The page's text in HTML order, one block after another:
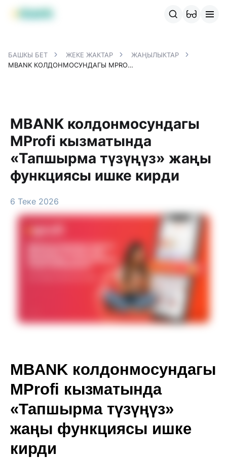
MBANK өнүмдөрү
БАШКЫ БЕТ ЖЕКЕ ЖАКТАР
ЖАҢЫЛЫКТАР
MBANK КОЛДОНМОСУНДАГЫ MPROFI КЫЗМАТЫНДА «ТАПШЫРМА ТҮЗҮҢҮЗ» ЖАҢЫ ФУНКЦИЯСЫ ИШКЕ КИРДИ
MBANK колдонмосундагы
MProfi кызматында
«Тапшырма түзүңүз» жаңы
функциясы ишке кирди
6 Теке 2026
MBANK колдонмосундагы
MProfi кызматында
«Тапшырма түзүңүз»
жаңы функциясы ишке
кирди